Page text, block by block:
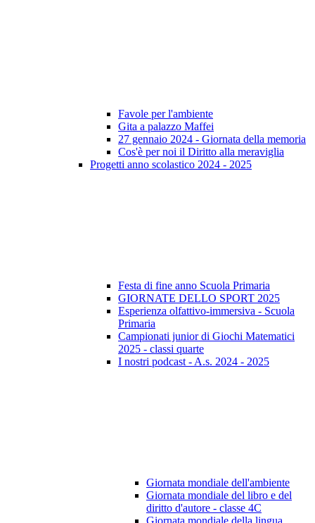
Favole per l'ambiente
Gita a palazzo Maffei
27 gennaio 2024 - Giornata della memoria
Cos'è per noi il Diritto alla meraviglia
Progetti anno scolastico 2024 - 2025
Festa di fine anno Scuola Primaria
GIORNATE DELLO SPORT 2025
Esperienza olfattivo-immersiva - Scuola
Primaria
Campionati junior di Giochi Matematici
2025 - classi quarte
I nostri podcast - A.s. 2024 - 2025
Giornata mondiale dell'ambiente
Giornata mondiale del libro e del
diritto d'autore - classe 4C